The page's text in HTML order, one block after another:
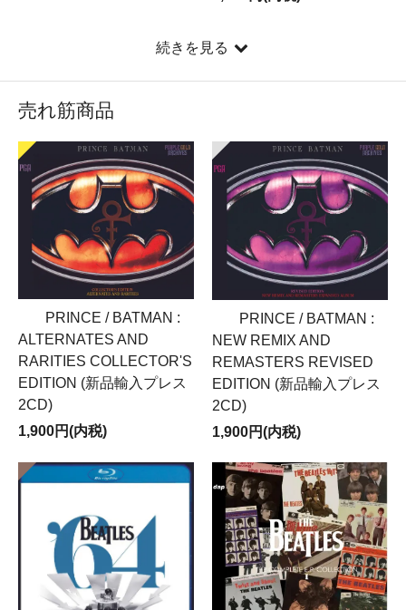
続きを見る
売れ筋商品
PRINCE / BATMAN :
ALTERNATES AND
RARITIES COLLECTOR'S
EDITION (新品輸入プレス
2CD)
1,900円(内税)
PRINCE / BATMAN :
NEW REMIX AND
REMASTERS REVISED
EDITION (新品輸入プレス
2CD)
1,900円(内税)